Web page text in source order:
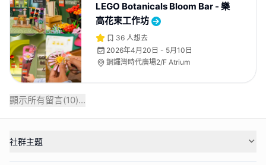
LEGO Botanicals Bloom Bar - 樂
高花束工作坊
36 人想去
2026年4月20日 - 5月10日
銅鑼灣時代廣場2/F Atrium
顯示所有留言(10)...
社群主題